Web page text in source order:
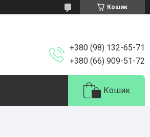
Кошик
+380 (98) 132-65-71
+380 (66) 909-51-72
Кошик